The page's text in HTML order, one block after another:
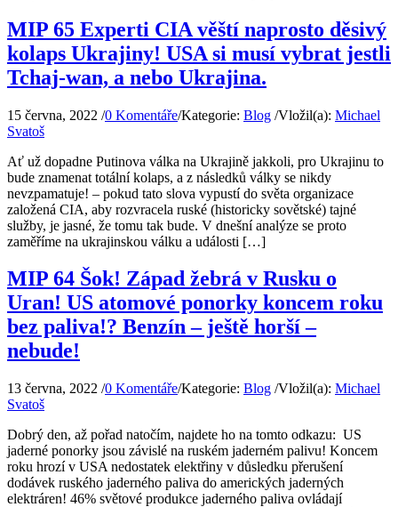
MIP 65 Experti CIA věští naprosto děsivý
kolaps Ukrajiny! USA si musí vybrat jestli
Tchaj-wan, a nebo Ukrajina.
15 června, 2022 /0 Komentáře/Kategorie: Blog /Vložil(a): Michael
Svatoš
Ať už dopadne Putinova válka na Ukrajině jakkoli, pro Ukrajinu to
bude znamenat totální kolaps, a z následků války se nikdy
nevzpamatuje! – pokud tato slova vypustí do světa organizace
založená CIA, aby rozvracela ruské (historicky sovětské) tajné
služby, je jasné, že tomu tak bude. V dnešní analýze se proto
zaměříme na ukrajinskou válku a události […]
MIP 64 Šok! Západ žebrá v Rusku o
Uran! US atomové ponorky koncem roku
bez paliva!? Benzín – ještě horší –
nebude!
13 června, 2022 /0 Komentáře/Kategorie: Blog /Vložil(a): Michael
Svatoš
Dobrý den, až pořad natočím, najdete ho na tomto odkazu: US
jaderné ponorky jsou závislé na ruském jaderném palivu! Koncem
roku hrozí v USA nedostatek elektřiny v důsledku přerušení
dodávek ruského jaderného paliva do amerických jaderných
elektráren! 46% světové produkce jaderného paliva ovládají